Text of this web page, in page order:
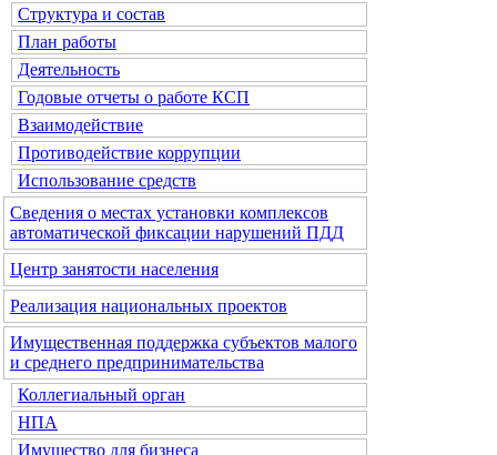
Структура и состав
План работы
Деятельность
Годовые отчеты о работе КСП
Взаимодействие
Противодействие коррупции
Использование средств
Сведения о местах установки комплексов
автоматической фиксации нарушений ПДД
Центр занятости населения
Реализация национальных проектов
Имущественная поддержка субъектов малого
и среднего предпринимательства
Коллегиальный орган
НПА
Имущество для бизнеса